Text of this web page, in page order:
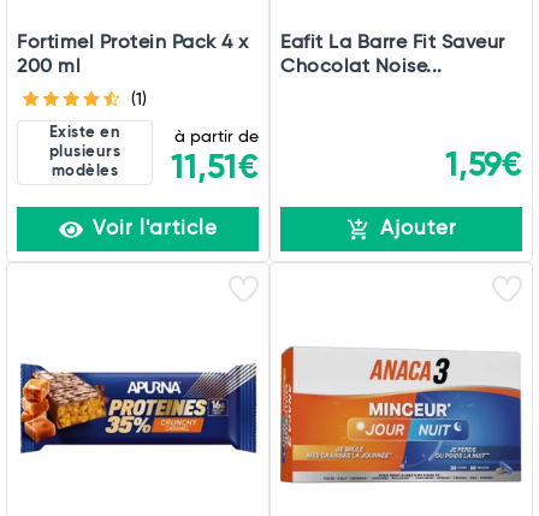
Fortimel Protein Pack 4 x
200 ml
(1)
Existe en
plusieurs
modèles
à partir de
11,51€
Voir l'article
Eafit La Barre Fit Saveur
Chocolat Noise...
1,59€
Ajouter